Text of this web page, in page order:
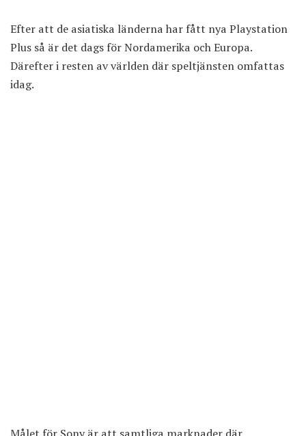
Efter att de asiatiska länderna har fått nya Playstation
Plus så är det dags för Nordamerika och Europa.
Därefter i resten av världen där speltjänsten omfattas
idag.